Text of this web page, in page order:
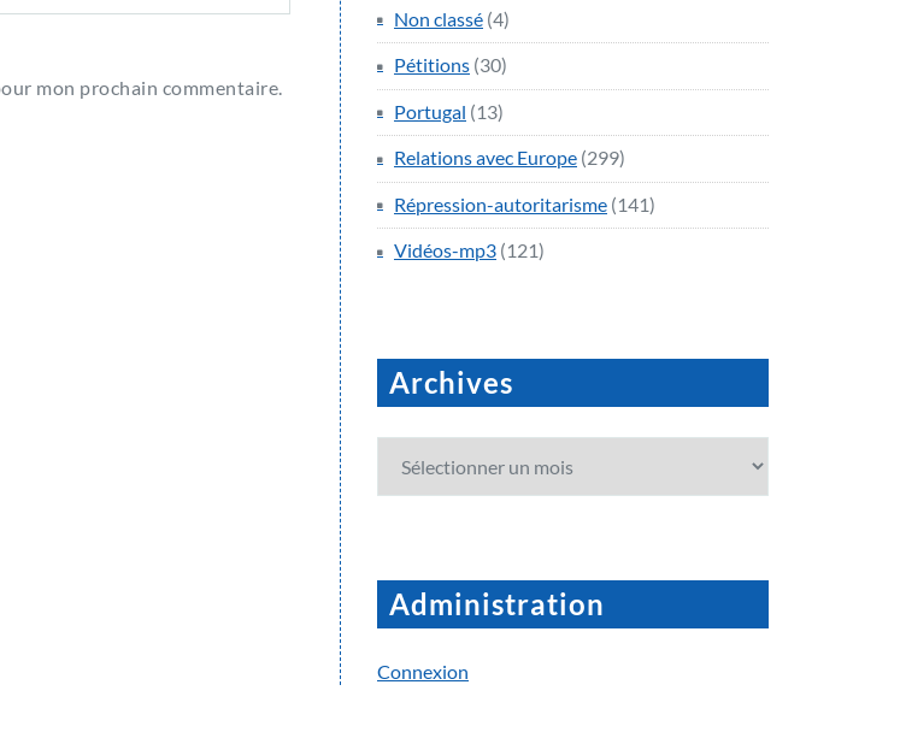
mon prochain commentaire.
Non classé (4)
Pétitions (30)
Portugal (13)
Relations avec Europe (299)
Répression-autoritarisme (141)
Vidéos-mp3 (121)
Archives
Administration
Connexion